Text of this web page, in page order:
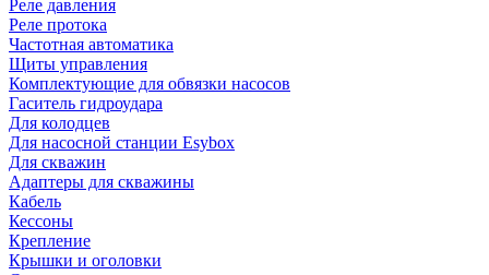
Реле давления
Реле протока
Частотная автоматика
Щиты управления
Комплектующие для обвязки насосов
Гаситель гидроудара
Для колодцев
Для насосной станции Esybox
Для скважин
Адаптеры для скважины
Кабель
Кессоны
Крепление
Крышки и оголовки